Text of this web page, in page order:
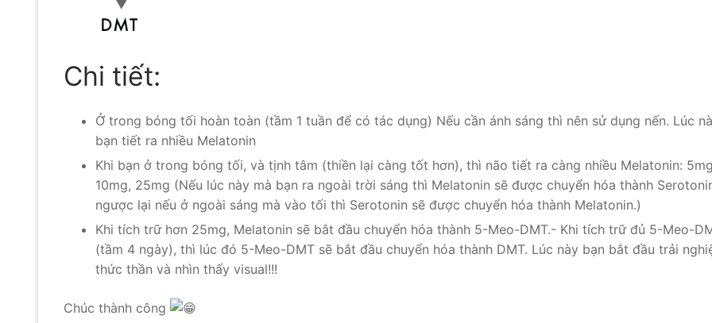
Chi tiết:
Ở trong bóng tối hoàn toàn (tầm 1 tuần để có tác dụng) Nếu cần ánh sáng thì nên sử dụng nến. Lúc
bạn tiết ra nhiều Melatonin
Khi bạn ở trong bóng tối, và tịnh tâm (thiền lại càng tốt hơn), thì não tiết ra càng nhiều Melatonin:
10mg, 25mg (Nếu lúc này mà bạn ra ngoài trời sáng thì Melatonin sẽ được chuyển hóa thành
ngược lại nếu ở ngoài sáng mà vào tối thì Serotonin sẽ được chuyển hóa thành Melatonin.)
Khi tích trữ hơn 25mg, Melatonin sẽ bắt đầu chuyển hóa thành 5-Meo-DMT.- Khi tích trữ đủ 5-Meo-
(tầm 4 ngày), thì lúc đó 5-Meo-DMT sẽ bắt đầu chuyển hóa thành DMT. Lúc này bạn bắt đầu trải
thức thần và nhìn thấy visual!!!
Chúc thành công